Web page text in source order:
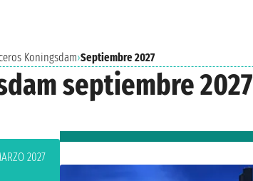
Koningsdam›Septiembre 2027
septiembre 2027
2027